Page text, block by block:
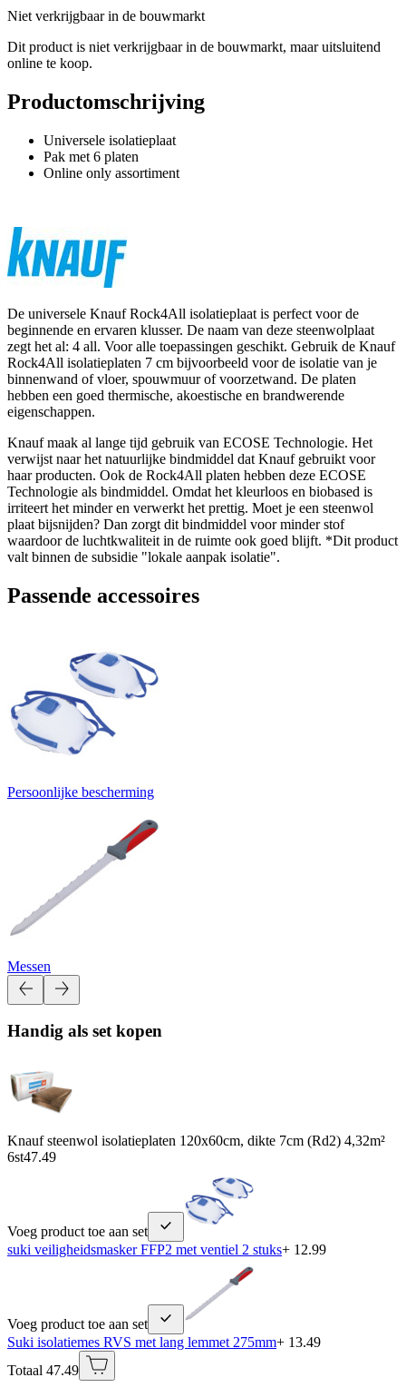
Niet verkrijgbaar in de bouwmarkt
Dit product is niet verkrijgbaar in de bouwmarkt, maar uitsluitend
online te koop.
Productomschrijving
Universele isolatieplaat
Pak met 6 platen
Online only assortiment
De universele Knauf Rock4All isolatieplaat is perfect voor de
beginnende en ervaren klusser. De naam van deze steenwolplaat
zegt het al: 4 all. Voor alle toepassingen geschikt. Gebruik de Knauf
Rock4All isolatieplaten 7 cm bijvoorbeeld voor de isolatie van je
binnenwand of vloer, spouwmuur of voorzetwand. De platen
hebben een goed thermische, akoestische en brandwerende
eigenschappen.
Knauf maak al lange tijd gebruik van ECOSE Technologie. Het
verwijst naar het natuurlijke bindmiddel dat Knauf gebruikt voor
haar producten. Ook de Rock4All platen hebben deze ECOSE
Technologie als bindmiddel. Omdat het kleurloos en biobased is
irriteert het minder en verwerkt het prettig. Moet je een steenwol
plaat bijsnijden? Dan zorgt dit bindmiddel voor minder stof
waardoor de luchtkwaliteit in de ruimte ook goed blijft. *Dit product
valt binnen de subsidie "lokale aanpak isolatie".
Passende accessoires
Persoonlijke bescherming
Messen
Handig als set kopen
Knauf steenwol isolatieplaten 120x60cm, dikte 7cm (Rd2) 4,32m²
6st47.49
Voeg product toe aan set
suki veiligheidsmasker FFP2 met ventiel 2 stuks+ 12.99
Voeg product toe aan set
Suki isolatiemes RVS met lang lemmet 275mm+ 13.49
Totaal 47.49